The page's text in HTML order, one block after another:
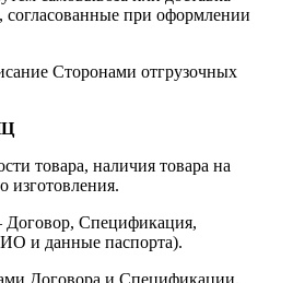
при оформлении
Сторонами отгрузочных
товара, наличия товара на
изготовления.
Договор, Спецификация,
и данные паспорта).